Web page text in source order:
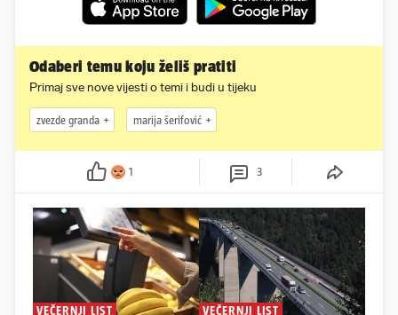
Odaberi temu koju želiš pratiti
Primaj sve nove vijesti o temi i budi u tijeku
zvezde granda marija šerifović
1 3